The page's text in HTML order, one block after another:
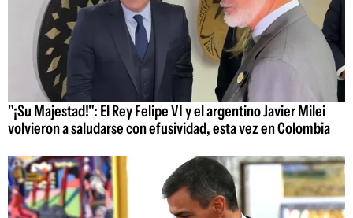
"¡Su Majestad!": El Rey Felipe VI y el argentino Javier Milei
volvieron a saludarse con efusividad, esta vez en Colombia